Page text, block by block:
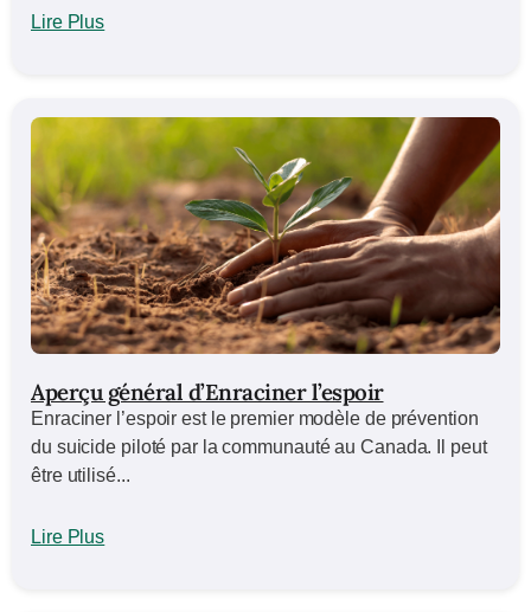
Lire Plus
Aperçu général d’Enraciner l’espoir
Enraciner l’espoir est le premier modèle de prévention
du suicide piloté par la communauté au Canada. Il peut
être utilisé...
Lire Plus